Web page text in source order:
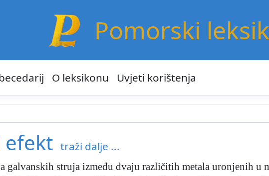
Pomorski
O leksikonu Uvjeti korištenja
efekt traži dalje ...
galvanskih struja između dvaju različitih metala uronjenih u